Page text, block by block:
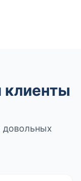
клиенты
довольных